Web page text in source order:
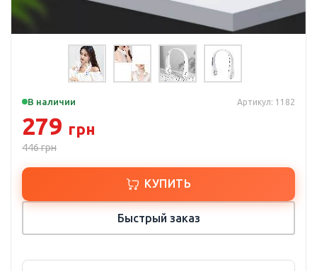
В наличии Артикул: 1182
279 грн
446грн
КУПИТЬ
Быстрый заказ